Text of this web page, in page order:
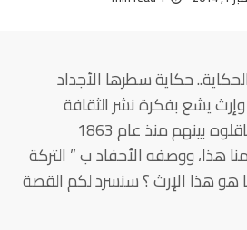
حكاية سطرها الأجداد
وإرث يشع بفكرة نشر الثقافة
والفكر كيفما اتفق، تناقلوه بينهم منذ عام 1863
هذا، ووصفه الأحفاد ب ” التركة
هو هذا الإرث ؟ سنسرد لكم القصة